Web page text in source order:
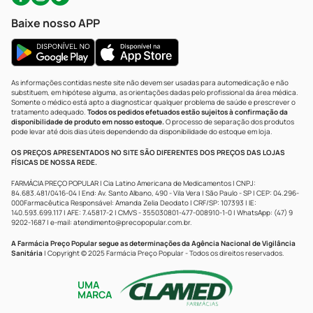
Baixe nosso APP
As informações contidas neste site não devem ser usadas para automedicação e não
substituem, em hipótese alguma, as orientações dadas pelo profissional da área médica.
Somente o médico está apto a diagnosticar qualquer problema de saúde e prescrever o
tratamento adequado. Todos os pedidos efetuados estão sujeitos à confirmação da
disponibilidade de produto em nosso estoque.O processo de separação dos produtos
pode levar até dois dias úteis dependendo da disponibilidade do estoque em loja.
OS PREÇOS APRESENTADOS NO SITE SÃO DIFERENTES DOS PREÇOS DAS LOJAS
FÍSICAS DE NOSSA REDE.
FARMÁCIA PREÇO POPULAR | Cia Latino Americana de Medicamentos | CNPJ:
84.683.481/0416-04 | End: Av. Santo Albano, 490 - Vila Vera | São Paulo - SP | CEP: 04.296-
000Farmacêutica Responsável: Amanda Zelia Deodato | CRF/SP: 107393 | IE:
140.593.699.117 | AFE: 7.45817-2 | CMVS - 355030801-477-008910-1-0 | WhatsApp: (47) 9
9202-1687 | e-mail: atendimento@precopopular.com.br.
A Farmácia Preço Popular segue as determinações da Agência Nacional de Vigilância
Sanitária | Copyright © 2025 Farmácia Preço Popular - Todos os direitos reservados.
UMA
MARCA